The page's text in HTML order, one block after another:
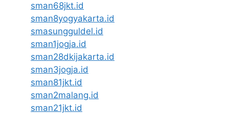
sman68jkt.id
sman8yogyakarta.id
smasungguldel.id
sman1jogja.id
sman28dkijakarta.id
sman3jogja.id
sman81jkt.id
sman2malang.id
sman21jkt.id